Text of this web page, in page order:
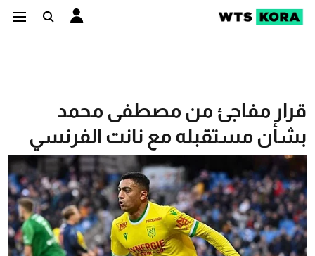
قرار مفاجئ من مصطفى محمد
بشأن مستقبله مع نانت الفرنسي